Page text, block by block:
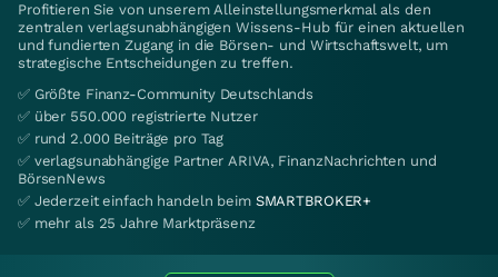
Profitieren Sie von unserem Alleinstellungsmerkmal als den
zentralen verlagsunabhängigen Wissens-Hub für einen aktuellen
und fundierten Zugang in die Börsen- und Wirtschaftswelt, um
strategische Entscheidungen zu treffen.
✅ Größte Finanz-Community Deutschlands
✅ über 550.000 registrierte Nutzer
✅ rund 2.000 Beiträge pro Tag
✅ verlagsunabhängige Partner ARIVA, FinanzNachrichten und
BörsenNews
✅ Jederzeit einfach handeln beim SMARTBROKER+
✅ mehr als 25 Jahre Marktpräsenz